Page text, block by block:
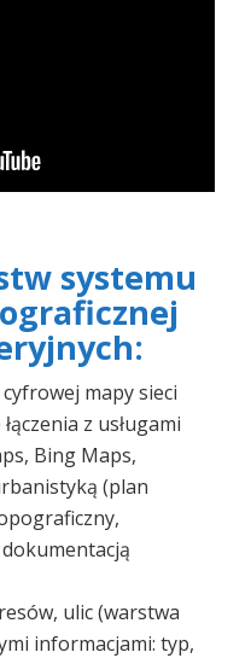
systemu
mapy sieci
z usługami
Bing Maps,
(plan
ulic (warstwa
informacjami: typ,